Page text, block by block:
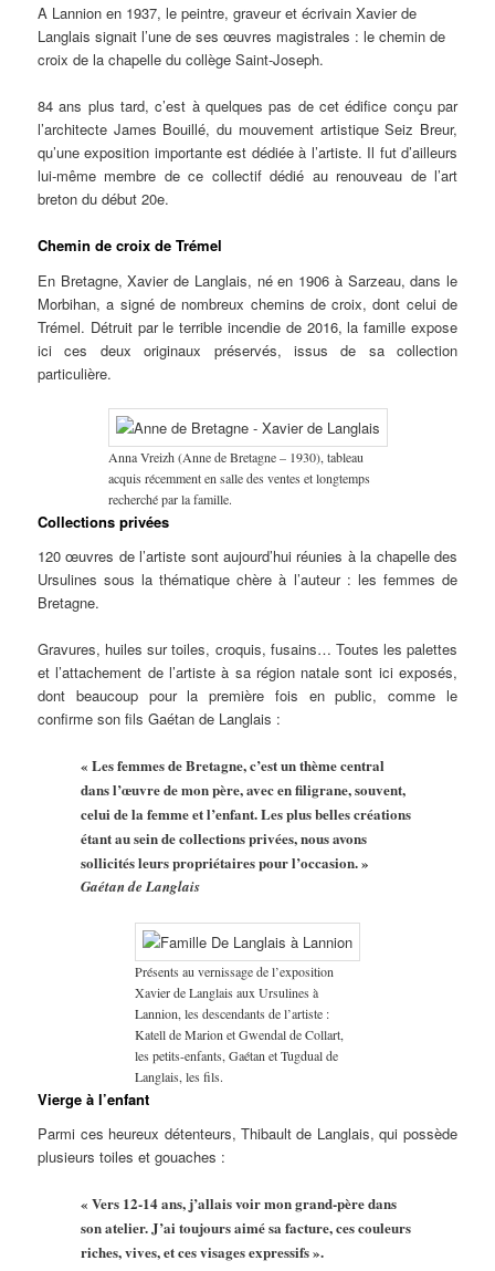
A Lannion en 1937, le peintre, graveur et écrivain Xavier de
Langlais signait l’une de ses œuvres magistrales : le chemin de
croix de la chapelle du collège Saint-Joseph.
84 ans plus tard, c’est à quelques pas de cet édifice conçu par
l’architecte James Bouillé, du mouvement artistique Seiz Breur,
qu’une exposition importante est dédiée à l’artiste. Il fut d’ailleurs
lui-même membre de ce collectif dédié au renouveau de l’art
breton du début 20e.
Chemin de croix de Trémel
En Bretagne, Xavier de Langlais, né en 1906 à Sarzeau, dans le
Morbihan, a signé de nombreux chemins de croix, dont celui de
Trémel. Détruit par le terrible incendie de 2016, la famille expose
ici ces deux originaux préservés, issus de sa collection
particulière.
Anna Vreizh (Anne de Bretagne – 1930), tableau
acquis récemment en salle des ventes et longtemps
recherché par la famille.
Collections privées
120 œuvres de l’artiste sont aujourd’hui réunies à la chapelle des
Ursulines sous la thématique chère à l’auteur : les femmes de
Bretagne.
Gravures, huiles sur toiles, croquis, fusains… Toutes les palettes
et l’attachement de l’artiste à sa région natale sont ici exposés,
dont beaucoup pour la première fois en public, comme le
confirme son fils Gaétan de Langlais :
« Les femmes de Bretagne, c’est un thème central
dans l’œuvre de mon père, avec en filigrane, souvent,
celui de la femme et l’enfant. Les plus belles créations
étant au sein de collections privées, nous avons
sollicités leurs propriétaires pour l’occasion. »
Gaétan de Langlais
Présents au vernissage de l’exposition
Xavier de Langlais aux Ursulines à
Lannion, les descendants de l’artiste :
Katell de Marion et Gwendal de Collart,
les petits-enfants, Gaétan et Tugdual de
Langlais, les fils.
Vierge à l’enfant
Parmi ces heureux détenteurs, Thibault de Langlais, qui possède
plusieurs toiles et gouaches :
« Vers 12-14 ans, j’allais voir mon grand-père dans
son atelier. J’ai toujours aimé sa facture, ces couleurs
riches, vives, et ces visages expressifs ».